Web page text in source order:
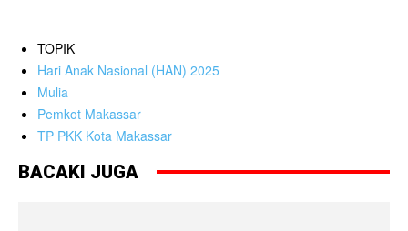
TOPIK
Hari Anak Nasional (HAN) 2025
Mulia
Pemkot Makassar
TP PKK Kota Makassar
BACAKI JUGA